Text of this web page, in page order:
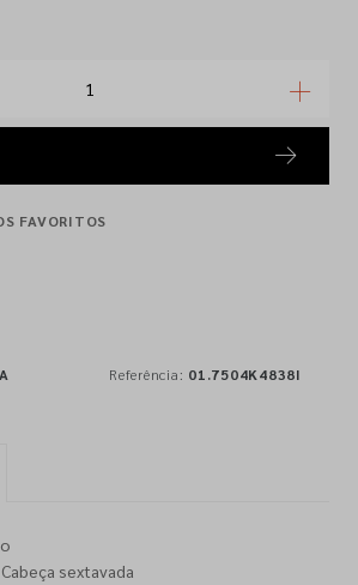
FAVORITOS
Referência: 01.7504K4838I
sextavada